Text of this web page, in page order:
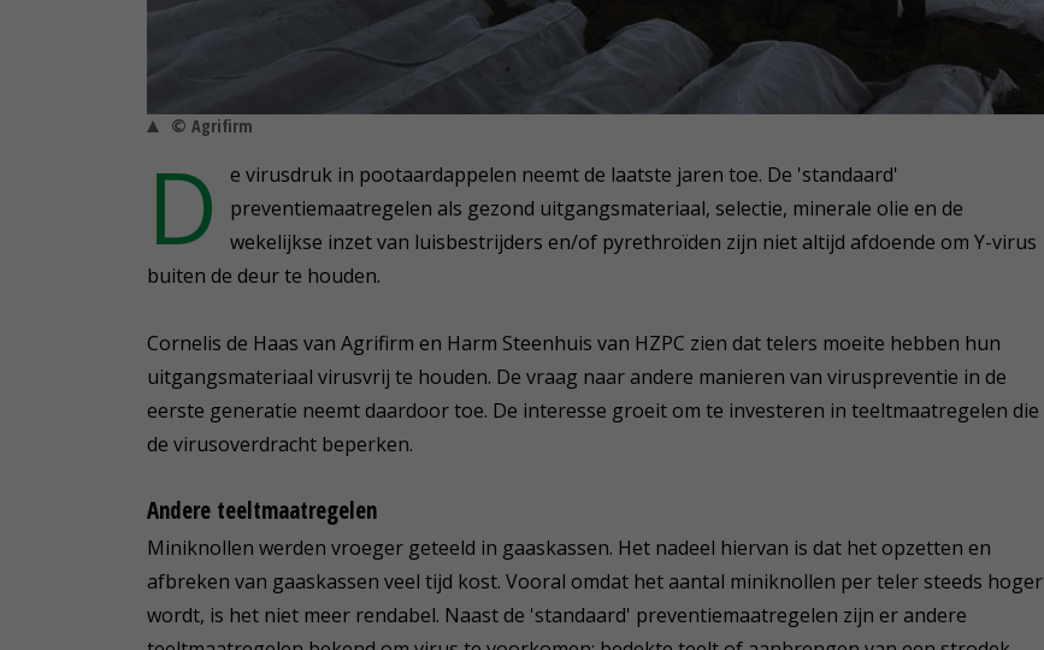
© Agrifirm
D
e virusdruk in pootaardappelen neemt de laatste jaren toe. De 'standaard'
preventiemaatregelen als gezond uitgangsmateriaal, selectie, minerale olie en de
wekelijkse inzet van luisbestrijders en/of pyrethroïden zijn niet altijd afdoende om Y-virus
buiten de deur te houden.
Cornelis de Haas van Agrifirm en Harm Steenhuis van HZPC zien dat telers moeite hebben hun
uitgangsmateriaal virusvrij te houden. De vraag naar andere manieren van viruspreventie in de
eerste generatie neemt daardoor toe. De interesse groeit om te investeren in teeltmaatregelen die
de virusoverdracht beperken.
Andere teeltmaatregelen
Miniknollen werden vroeger geteeld in gaaskassen. Het nadeel hiervan is dat het opzetten en
afbreken van gaaskassen veel tijd kost. Vooral omdat het aantal miniknollen per teler steeds hoger
wordt, is het niet meer rendabel. Naast de 'standaard' preventiemaatregelen zijn er andere